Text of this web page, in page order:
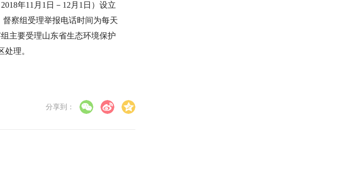
年11月1日－12月1日）设立
督察组受理举报电话时间为每天
主要受理山东省生态环境保护
理。
分享到：